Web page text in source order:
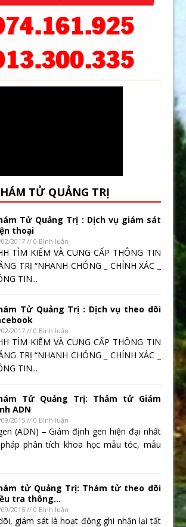
TỬ QUẢNG TRỊ
Tử Quảng Trị : Dịch vụ giám sát
thoại
02/2017 // 0 Bình luận
TÌM KIẾM VÀ CUNG CẤP THÔNG TIN
TRỊ “NHANH CHÓNG _ CHÍNH XÁC _
TIN...
Tử Quảng Trị : Dịch vụ theo dõi
02/2017 // 0 Bình luận
TÌM KIẾM VÀ CUNG CẤP THÔNG TIN
TRỊ “NHANH CHÓNG _ CHÍNH XÁC _
TIN...
Tử Quảng Trị: Thảm tử Giám
ADN
09/2015 // 0 Bình luận
(ADN) – Giám định gen hiện đại nhất
phân tích khoa học mẫu tóc, mẫu
tử Quảng Trị: Thám tử theo dõi
tra thông...
09/2015 // 0 Bình luận
giám sát là hoạt động ghi nhận lại tất